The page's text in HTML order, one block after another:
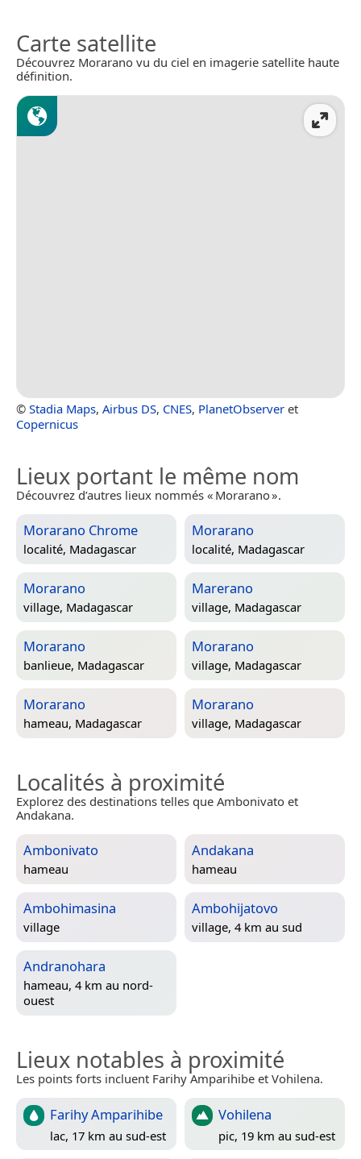
Carte satellite
Découvrez Morarano vu du ciel en imagerie satellite haute
définition.
© Stadia Maps, Airbus DS, CNES, PlanetObserver et
Copernicus
Lieux portant le même nom
Découvrez d’autres lieux nommés « Morarano ».
Morarano Chrome
localité, Madagascar
Morarano
localité, Madagascar
Morarano
village, Madagascar
Marerano
village, Madagascar
Morarano
banlieue, Madagascar
Morarano
village, Madagascar
Morarano
hameau, Madagascar
Morarano
village, Madagascar
Localités à proximité
Explorez des destinations telles que Ambonivato et
Andakana.
Ambonivato
hameau
Andakana
hameau
Ambohimasina
village
Ambohijatovo
village, 4 km au sud
Andranohara
hameau, 4 km au nord-
ouest
Lieux notables à proximité
Les points forts incluent Farihy Amparihibe et Vohilena.
Farihy Amparihibe
lac, 17 km au sud-est
Vohilena
pic, 19 km au sud-est